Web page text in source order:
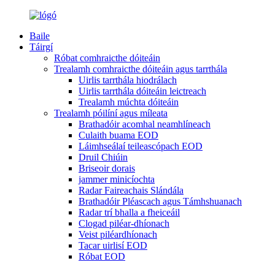
Baile
Táirgí
Róbat comhraicthe dóiteáin
Trealamh comhraicthe dóiteáin agus tarrthála
Uirlis tarrthála hiodrálach
Uirlis tarrthála dóiteáin leictreach
Trealamh múchta dóiteáin
Trealamh póilíní agus míleata
Brathadóir acomhal neamhlíneach
Culaith buama EOD
Láimhseálaí teileascópach EOD
Druil Chiúin
Briseoir dorais
jammer minicíochta
Radar Faireachais Slándála
Brathadóir Pléascach agus Támhshuanach
Radar trí bhalla a fheiceáil
Clogad piléar-dhíonach
Veist piléardhíonach
Tacar uirlisí EOD
Róbat EOD